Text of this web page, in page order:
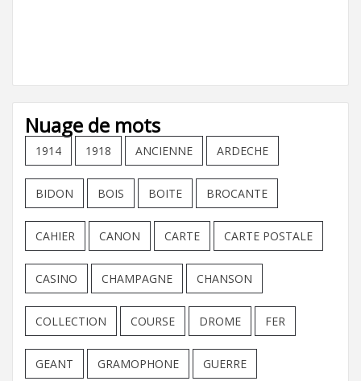
Nuage de mots
1914 1918 ANCIENNE ARDECHE
BIDON BOIS BOITE BROCANTE
CAHIER CANON CARTE CARTE POSTALE
CASINO CHAMPAGNE CHANSON
COLLECTION COURSE DROME FER
GEANT GRAMOPHONE GUERRE